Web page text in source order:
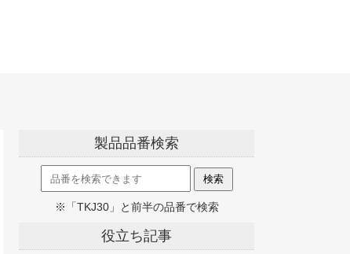
製品品番検索
※「TKJ30」と前半の品番で検索
役立ち記事